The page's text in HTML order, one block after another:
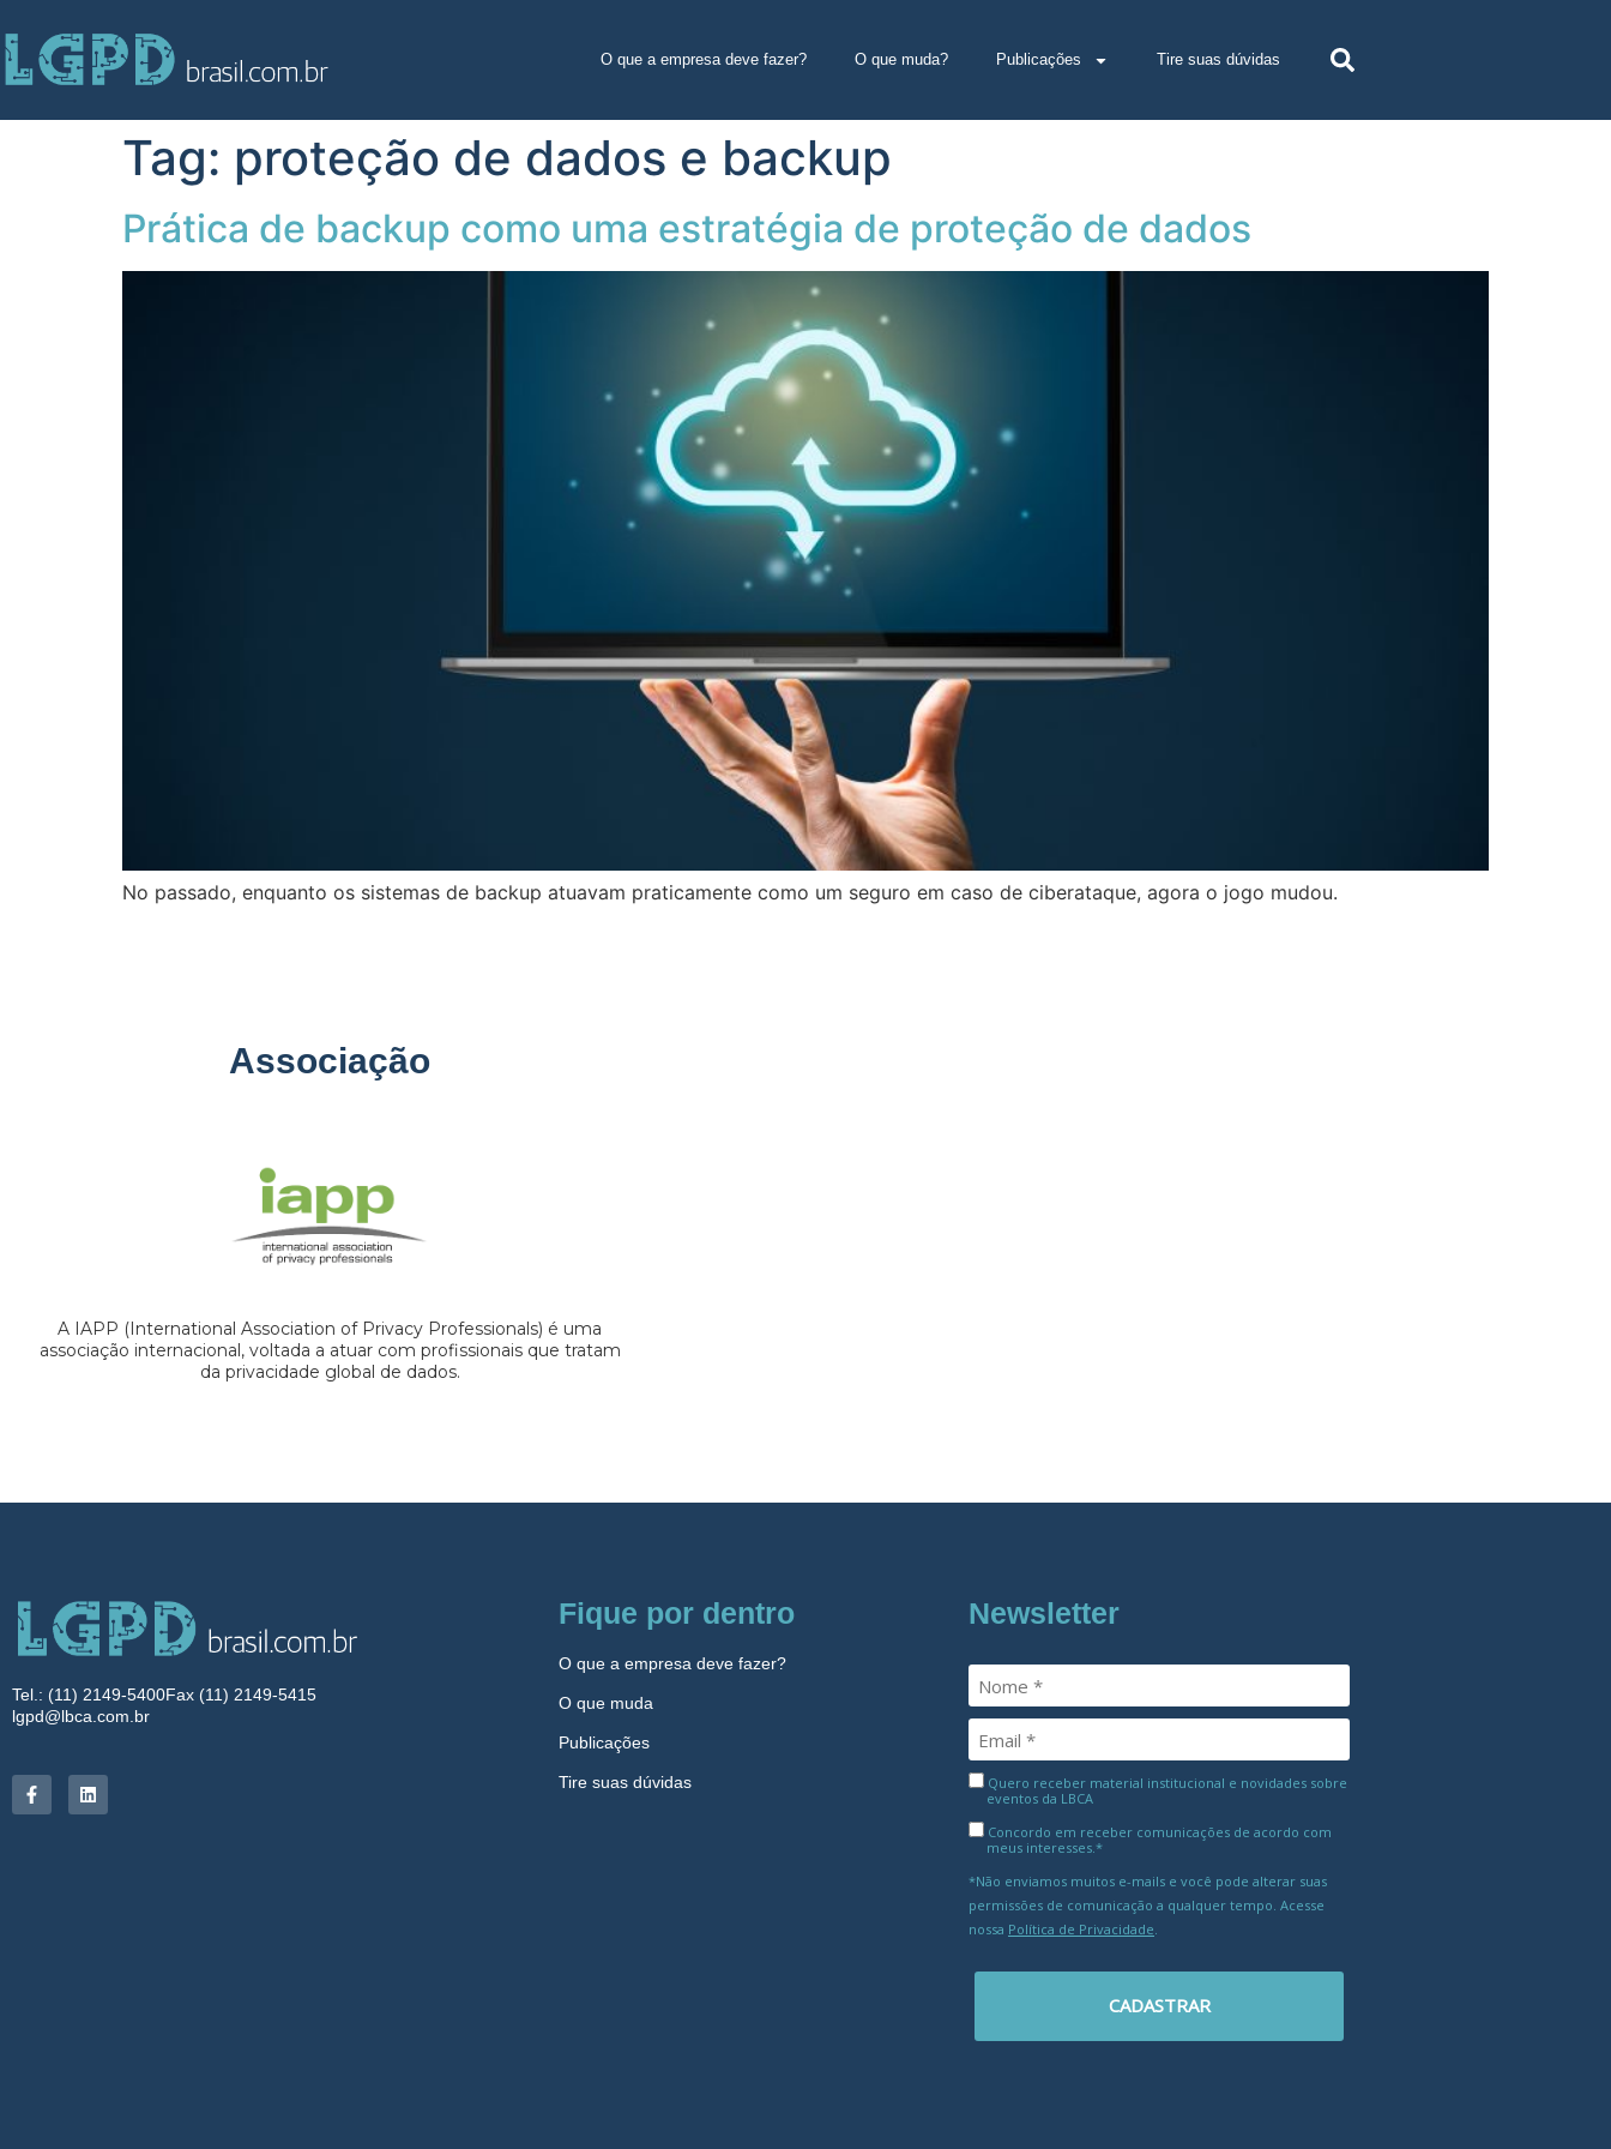
O que a empresa deve fazer? O que muda? Publicações Tire suas dúvidas
Tag: proteção de dados e backup
Prática de backup como uma estratégia de proteção de dados
No passado, enquanto os sistemas de backup atuavam praticamente como um seguro em caso de ciberataque, agora o jogo mudou.
Associação
A IAPP (International Association of Privacy Professionals) é uma
associação internacional, voltada a atuar com profissionais que tratam
da privacidade global de dados.
Tel.: (11) 2149-5400Fax (11) 2149-5415
lgpd@lbca.com.br
Fique por dentro
O que a empresa deve fazer?
O que muda
Publicações
Tire suas dúvidas
Newsletter
Quero receber material institucional e novidades sobre
eventos da LBCA
Concordo em receber comunicações de acordo com
meus interesses.*
*Não enviamos muitos e-mails e você pode alterar suas
permissões de comunicação a qualquer tempo. Acesse
nossa Política de Privacidade
CADASTRAR